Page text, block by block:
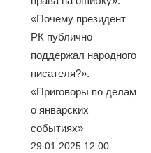
«Почему президент
РК публично
поддержал народного
писателя?».
«Приговоры по делам
о январских
событиях»
29.01.2025 12:00